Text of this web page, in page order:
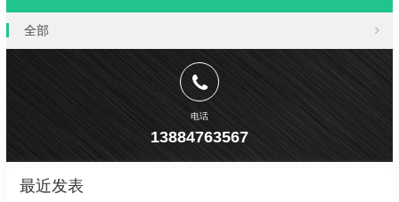
全部
电话
13884763567
最近发表